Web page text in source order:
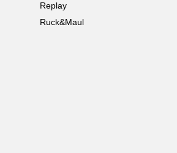
Replay
Ruck&Maul